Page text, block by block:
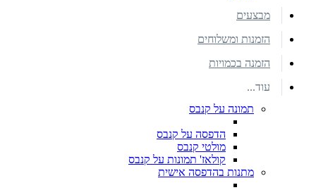
מבצעים
הזמנות ומשלוחים
הזמנה בכמויות
עוד...
תמונה על קנבס
הדפסה על קנבס
מולטי קנבס
קולאז' תמונות על קנבס
מתנות בהדפסה אישית